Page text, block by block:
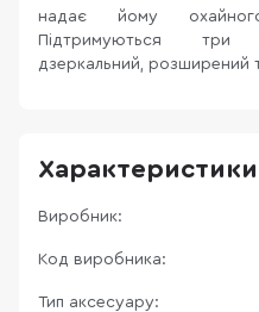
надає йому
Підтримуються три
дзеркальний, розширений
Характеристики
Виробник:
Код виробника:
Тип аксесуару: